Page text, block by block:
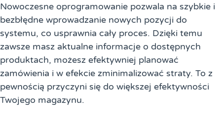
Nowoczesne oprogramowanie pozwala na szybkie i
bezbłędne wprowadzanie nowych pozycji do
systemu, co usprawnia cały proces. Dzięki temu
zawsze masz aktualne informacje o dostępnych
produktach, możesz efektywniej planować
zamówienia i w efekcie zminimalizować straty. To z
pewnością przyczyni się do większej efektywności
Twojego magazynu.